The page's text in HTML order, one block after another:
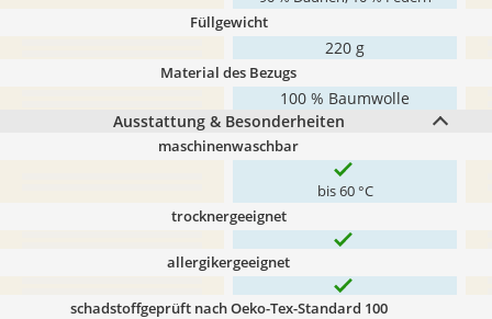
Füllgewicht
220 g
Material des Bezugs
100 % Baumwolle
Ausstattung & Besonderheiten
maschinenwaschbar
bis 60 °C
trocknergeeignet
allergikergeeignet
schadstoffgeprüft nach Oeko-Tex-Standard 100